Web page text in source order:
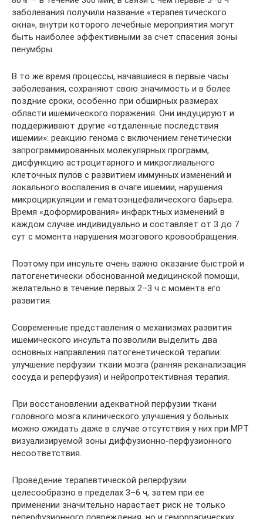
заболевания получили название «терапевтического
окна», внутри которого лечебные мероприятия могут
быть наиболее эффективными за счет спасения зоны
пенумбры.
В то же время процессы, начавшиеся в первые часы
заболевания, сохраняют свою значимость и в более
поздние сроки, особенно при обширных размерах
области ишемического поражения. Они индуцируют и
поддерживают другие «отдаленные последствия
ишемии»: реакцию генома с включением генетически
запрограммированных молекулярных программ,
дисфункцию астроцитарного и микроглиального
клеточных пулов с развитием иммунных изменений и
локального воспаления в очаге ишемии, нарушения
микроциркуляции и гематоэнцефалического барьера.
Время «доформирования» инфарктных изменений в
каждом случае индивидуально и составляет от 3 до 7
сут с момента нарушения мозгового кровообращения.
Поэтому при инсульте очень важно оказание быстрой и
патогенетически обоснованной медицинской помощи,
желательно в течение первых 2–3 ч с момента его
развития.
Современные представления о механизмах развития
ишемического инсульта позволили выделить два
основных направления патогенетической терапии:
улучшение перфузии ткани мозга (ранняя реканализация
сосуда и реперфузия) и нейропротективная терапия.
При восстановлении адекватной перфузии ткани
головного мозга клинического улучшения у больных
можно ожидать даже в случае отсутствия у них при МРТ
визуализируемой зоны диффузионно-перфузионного
несоответствия.
Проведение терапевтической реперфузии
целесообразно в пределах 3–6 ч, затем при ее
применении значительно нарастает риск не только